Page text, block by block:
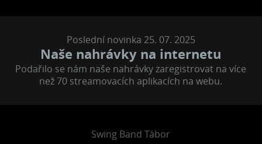
Poslední novinka 25. 07. 2025
Naše nahrávky na internetu
Podařilo se nám naše nahrávky zaregistrovat na více
než 70 streamovacích aplikacích na webu.
Swing Band Tábor